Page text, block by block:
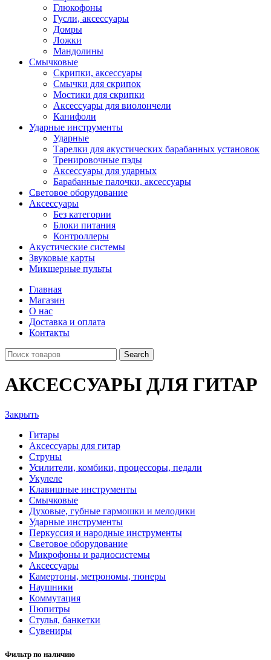
Глюкофоны
Гусли, аксессуары
Домры
Ложки
Мандолины
Смычковые
Скрипки, аксессуары
Смычки для скрипок
Мостики для скрипки
Аксессуары для виолончели
Канифоли
Ударные инструменты
Ударные
Тарелки для акустических барабанных установок
Тренировочные пэды
Аксессуары для ударных
Барабанные палочки, аксессуары
Световое оборудование
Аксессуары
Без категории
Блоки питания
Контроллеры
Акустические системы
Звуковые карты
Микшерные пульты
Главная
Магазин
О нас
Доставка и оплата
Контакты
Search
АКСЕССУАРЫ ДЛЯ ГИТАР
Закрыть
Гитары
Аксессуары для гитар
Струны
Усилители, комбики, процессоры, педали
Укулеле
Клавишные инструменты
Смычковые
Духовые, губные гармошки и мелодики
Ударные инструменты
Перкуссия и народные инструменты
Световое оборудование
Микрофоны и радиосистемы
Аксессуары
Камертоны, метрономы, тюнеры
Наушники
Коммутация
Пюпитры
Стулья, банкетки
Сувениры
Фильтр по наличию